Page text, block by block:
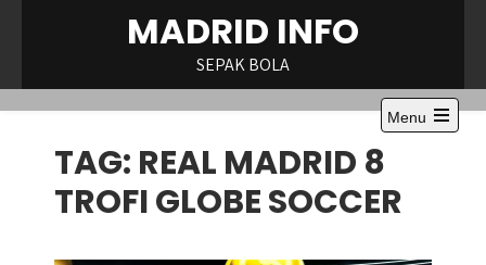
MADRID INFO
SEPAK BOLA
Menu
Open
TAG: REAL MADRID 8
TROFI GLOBE SOCCER